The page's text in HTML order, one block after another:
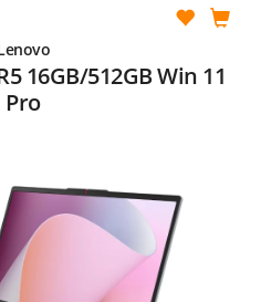
16GB/512GB Win 11
Pro